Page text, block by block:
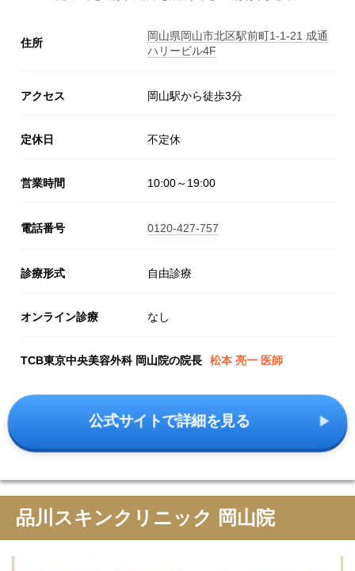
住所
岡山県岡山市北区駅前町1-1-21 成通
ハリービル4F
アクセス 岡山駅から徒歩3分
定休日 不定休
営業時間 10:00～19:00
電話番号 0120-427-757
診療形式 自由診療
オンライン診療 なし
TCB東京中央美容外科 岡山院の院長 松本 亮一 医師
公式サイトで詳細を見る
品川スキンクリニック 岡山院